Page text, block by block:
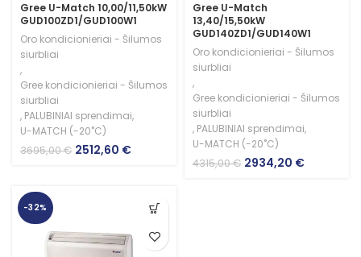
Gree U-Match 10,00/11,50kW
GUD100ZD1/GUD100W1
Oro kondicionieriai - Šilumos
siurbliai
,
Gree kondicionieriai - Šilumos
siurbliai
, PALUBINIAI sprendimai,
U-MATCH (-20˚C)
3695,00€ Original
2512,60 €Current
Gree U-Match
13,40/15,50kW
GUD140ZD1/GUD140W1
Oro kondicionieriai - Šilumos
siurbliai
,
Gree kondicionieriai - Šilumos
siurbliai
, PALUBINIAI sprendimai,
U-MATCH (-20˚C)
4315,00€ Original
2934,20 €Current
-32%